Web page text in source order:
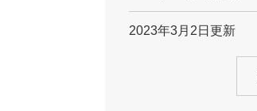
2023年3月2日更新